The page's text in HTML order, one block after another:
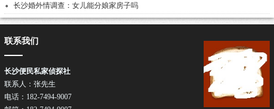
长沙婚外情调查：女儿能分娘家房子吗
联系我们
长沙便民私家侦探社
联系人：张先生
电话：182-7494-9007